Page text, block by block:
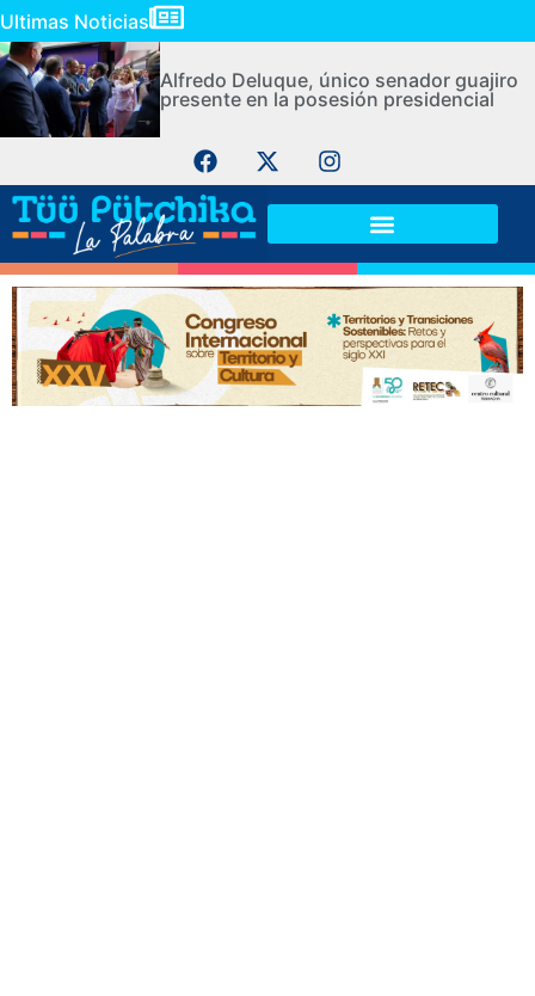
Ultimas Noticias
Alfredo Deluque, único senador guajiro
presente en la posesión presidencial